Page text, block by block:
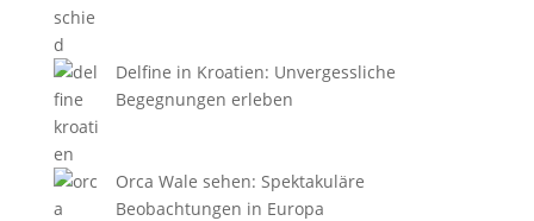
Delfine in Kroatien: Unvergessliche
Begegnungen erleben
Orca Wale sehen: Spektakuläre
Beobachtungen in Europa